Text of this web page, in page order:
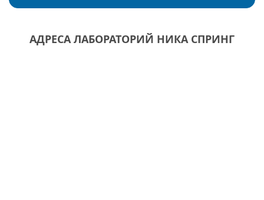
АДРЕСА ЛАБОРАТОРИЙ НИКА СПРИНГ